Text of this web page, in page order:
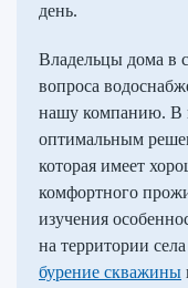
день.
Владельцы дома в
вопроса
нашу компанию. В
оптимальным
которая имеет
комфортного
изучения
на территории
бурение скважины